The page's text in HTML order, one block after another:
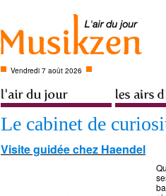
Vendredi 7 août 2026
Le cabinet de
Visite guidée chez Haendel